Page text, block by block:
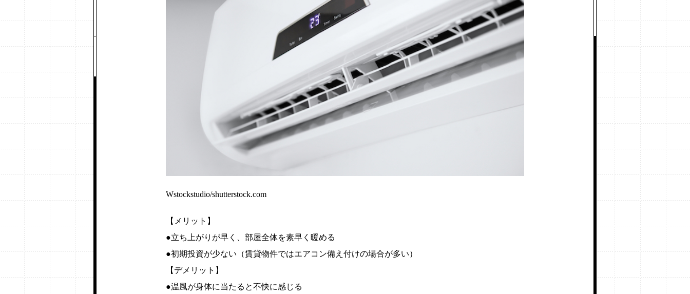
Wstockstudio/shutterstock.com
【メリット】
●立ち上がりが早く、部屋全体を素早く暖める
●初期投資が少ない（賃貸物件ではエアコン備え付けの場合が多い）
【デメリット】
●温風が身体に当たると不快に感じる